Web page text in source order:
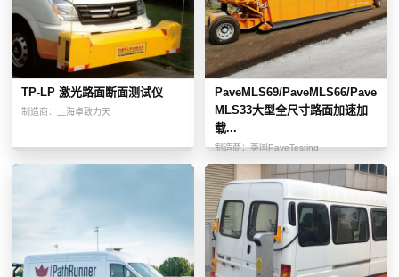
TP-LP 激光路面断面测试仪
制造商： 上海卓致力天
PaveMLS69/PaveMLS66/Pave
MLS33大型全尺寸路面加速加
载...
制造商：英国PaveTesting